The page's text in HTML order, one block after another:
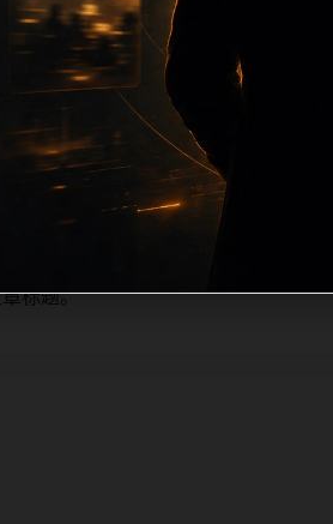
后续专题聚合提供可点击入口。如
式持续补充。
标题。